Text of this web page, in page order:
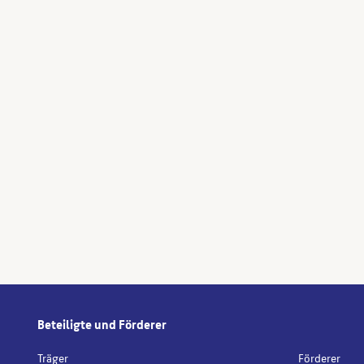
Beteiligte und Förderer
Träger Förderer